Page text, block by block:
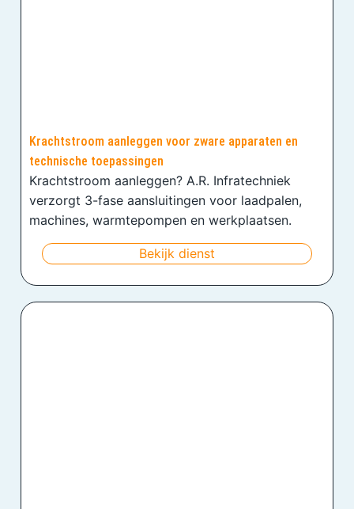
Krachtstroom aanleggen voor zware apparaten en
technische toepassingen
Krachtstroom aanleggen? A.R. Infratechniek
verzorgt 3-fase aansluitingen voor laadpalen,
machines, warmtepompen en werkplaatsen.
Bekijk dienst